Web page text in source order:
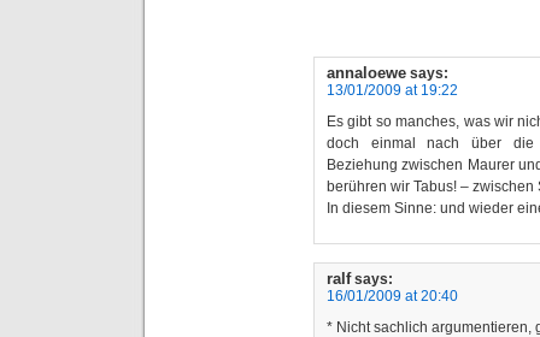
annaloewe says:
13/01/2009 at 19:22
Es gibt so manches, was wir
doch einmal nach über die
Beziehung zwischen Maurer
berühren wir Tabus! –
In diesem Sinne: und wieder
ralf says:
16/01/2009 at 20:40
* Nicht sachlich argumentieren,